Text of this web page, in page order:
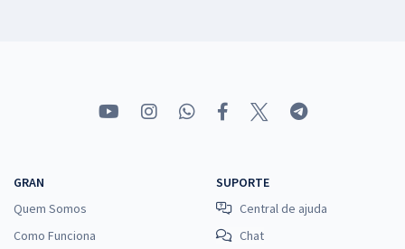
GRAN
Quem Somos
Como Funciona
SUPORTE
Central de ajuda
Chat